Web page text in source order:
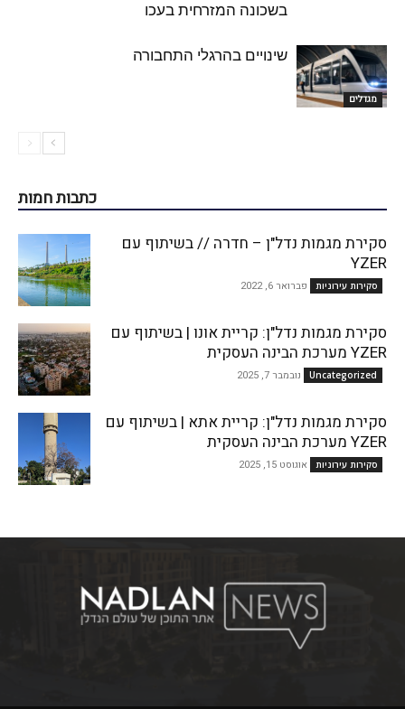
בשכונה המזרחית בעכו
מגדלים
שינויים בהרגלי התחבורה
כתבות חמות
סקירת מגמות נדל"ן – חדרה // בשיתוף עם
YZER
סקירות עירוניות פברואר 6, 2022
סקירת מגמות נדל"ן: קריית אונו | בשיתוף עם
YZER מערכת הבינה העסקית
Uncategorized נובמבר 7, 2025
סקירת מגמות נדל"ן: קריית אתא | בשיתוף עם
YZER מערכת הבינה העסקית
סקירות עירוניות אוגוסט 15, 2025